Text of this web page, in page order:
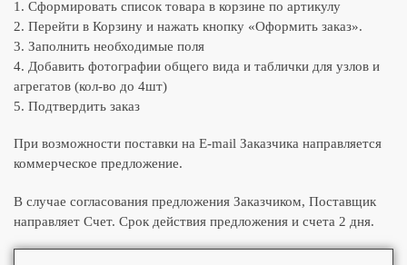
1. Сформировать список товара в корзине по артикулу
2. Перейти в Корзину и нажать кнопку «Оформить заказ».
3. Заполнить необходимые поля
4. Добавить фотографии общего вида и таблички для узлов и
агрегатов (кол-во до 4шт)
5. Подтвердить заказ
При возможности поставки на E-mail Заказчика направляется
коммерческое предложение.
В случае согласования предложения Заказчиком, Поставщик
направляет Счет. Срок действия предложения и счета 2 дня.